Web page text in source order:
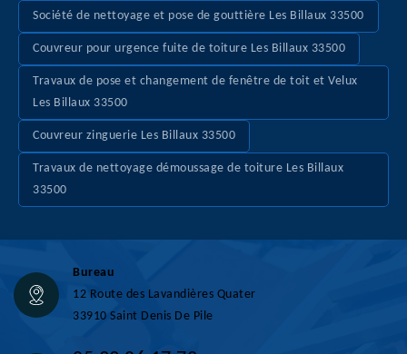
Société de nettoyage et pose de gouttière Les Billaux 33500
Couvreur pour urgence fuite de toiture Les Billaux 33500
Travaux de pose et changement de fenêtre de toit et Velux
Les Billaux 33500
Couvreur zinguerie Les Billaux 33500
Travaux de nettoyage démoussage de toiture Les Billaux
33500
Bureau
12 Route des Lavandières Quater
33910 Saint Denis De Pile